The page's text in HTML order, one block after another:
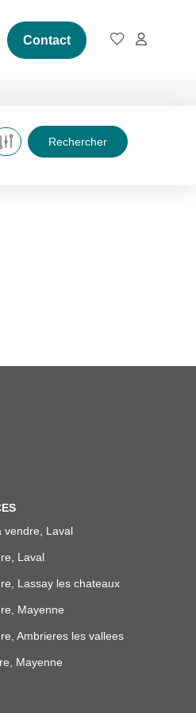
Contact
vendre, Laval
Laval
Lassay les chateaux
Mayenne
Ambrieres les vallees
Mayenne